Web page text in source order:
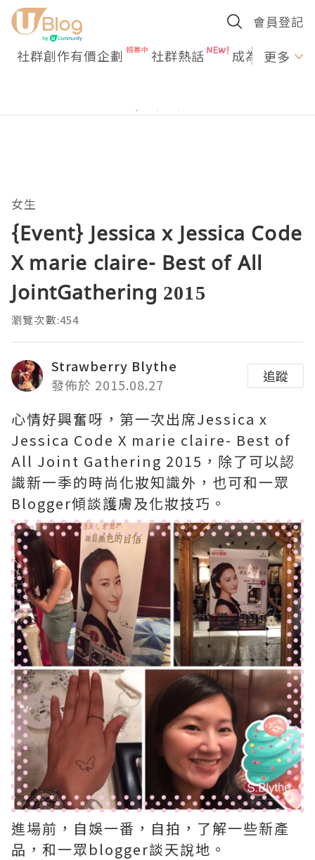
會員登記
社群創作有價企劃 社群熱話 成為U更多
女生
{Event} Jessica x Jessica Code
X marie claire- Best of All
JointGathering 2015
瀏覽次數:454
Strawberry Blythe
發佈於 2015.08.27
追蹤
心情好興奮呀，第一次出席Jessica x
Jessica Code X marie claire- Best of
All Joint Gathering 2015，除了可以認
識新一季的時尚化妝知識外，也可和一眾
Blogger傾談護膚及化妝技巧。
進場前，自娛一番，自拍，了解一些新產
品，和一眾blogger談天說地。